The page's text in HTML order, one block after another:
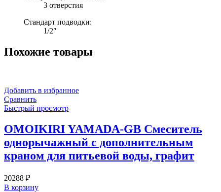
3 отверстия
Стандарт подводки:
1/2″
Похожие товары
Добавить в избранное
Сравнить
Быстрый просмотр
OMOIKIRI YAMADA-GB Смеситель
однорычажный с дополнительным
краном для питьевой воды, графит
20288 ₽
В корзину